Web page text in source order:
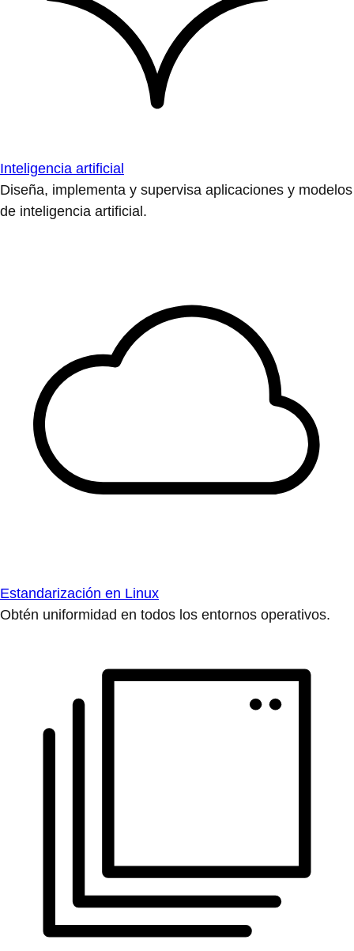
Inteligencia artificial
Diseña, implementa y supervisa aplicaciones y modelos
de inteligencia artificial.
Estandarización en Linux
Obtén uniformidad en todos los entornos operativos.